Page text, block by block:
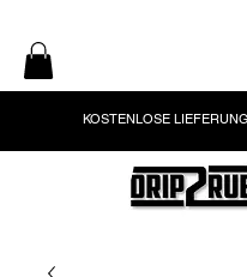
KOSTENLOSE